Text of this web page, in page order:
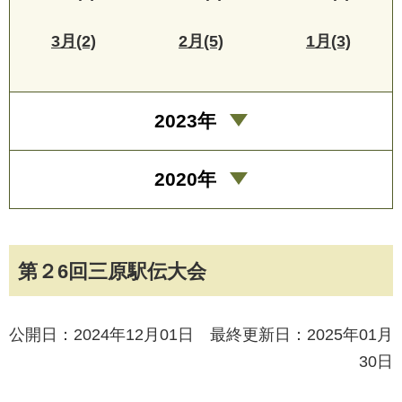
第２6回三原駅伝大会
公開日：2024年12月01日 最終更新日：2025年01月
30日
3月(2) 2月(5) 1月(3)
2023年
2020年